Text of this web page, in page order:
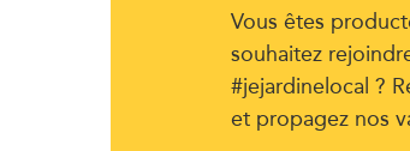
Vous êtes
souhaitez
#jejardinelocal ?
et propagez nos